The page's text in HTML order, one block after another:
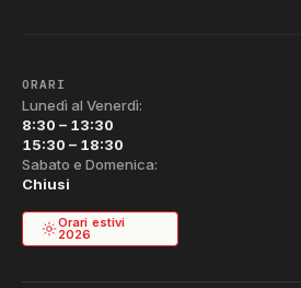
ORARI
Lunedì al Venerdì:
8:30 – 13:30
15:30 – 18:30
Sabato e Domenica:
Chiusi
Orari estivi
2026